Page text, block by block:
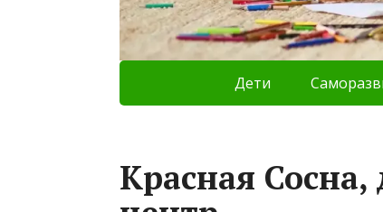
Дети
Красная Сосна,